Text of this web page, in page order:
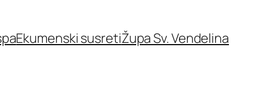
Ekumenski susretiŽupa Sv. Vendelina